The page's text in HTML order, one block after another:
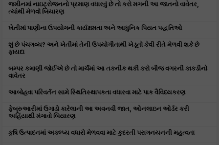
જમીનમાં નાઇટ્રોજનનો પ્રમાણ વધારવું છે તો કરો મગની આ જાતનો વાવેતર,
ત્યાંથી મેળવો બિયારણ
ખેતીમાં પાણીના ઉપયોગની કાર્યક્ષમતા અને આધુનિક પિયત પદ્ધતિઓ
શું છે પંચગવ્ય? અને ખેતીમાં તેની ઉપયોગીતાથી ખેડૂતો કેવી રીતે મેળવી શકે છે
ફાયદા
બમ્પર કમાણી જોઈએ છે તો માર્ચમાં આ તકનીક થકી કરો બીજ વગરની કાકડીનો
વાવેતર
આબોહવા પરિવર્તન સામે સ્થિતિસ્થાપકતા વધારવા માટે પાક વૈવિધ્યકરણ
ફેબ્રુઆરીમાં ઉગાડો કારેલાની આ અવનવી જાત, ઓનલાઇન ઓર્ડર કરી
અહિંયાથી મંગાવો બિયારણ
કૃષિ ઉત્પાદનમાં અક્લ્પ્ય વધારો મેળવવા માટે કુદરતી પરાગનયનની મહત્વતા